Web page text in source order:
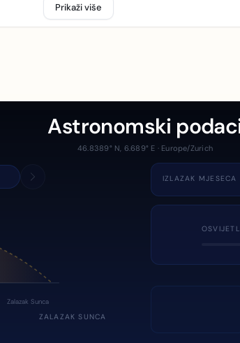
Prikaži više
Astronomski
46.8389° N, 6.689° E · Europe/Zurich
Zalazak Sunca
ZALAZAK SUNCA
IZLAZAK MJESECA